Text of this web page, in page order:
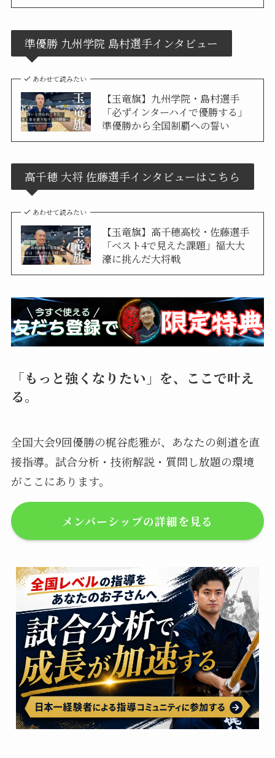
準優勝 九州学院 島村選手インタビュー
あわせて読みたい
【玉竜旗】九州学院・島村選手
「必ずインターハイで優勝する」
準優勝から全国制覇への誓い
高千穂 大将 佐藤選手インタビューはこちら
あわせて読みたい
【玉竜旗】高千穂高校・佐藤選手
「ベスト4で見えた課題」福大大
濠に挑んだ大将戦
「もっと強くなりたい」を、ここで叶え
る。
全国大会9回優勝の梶谷彪雅が、あなたの剣道を直
接指導。試合分析・技術解説・質問し放題の環境
がここにあります。
メンバーシップの詳細を見る